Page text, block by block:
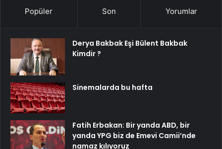
Popüler Son Yorumlar
Derya Bakbak Eşi Bülent Bakbak
Kimdir ?
Sinemalarda bu hafta
Fatih Erbakan: Bir yanda ABD, bir
yanda YPG biz de Emevi Camii’nde
namaz kılıyoruz